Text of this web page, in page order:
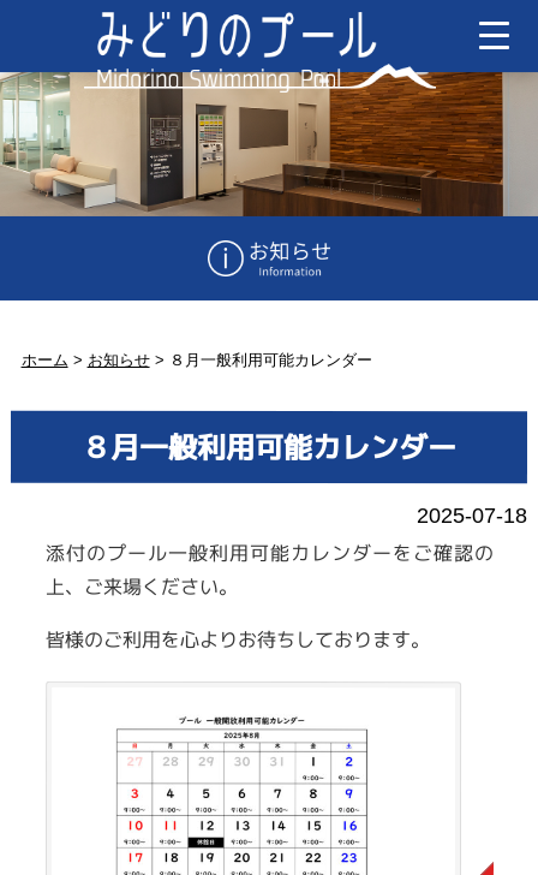
ホーム > お知らせ> ８月一般利用可能カレンダー
８月一般利用可能カレンダー
2025-07-18
添付のプール一般利用可能カレンダーをご確認の
上、ご来場ください。
皆様のご利用を心よりお待ちしております。